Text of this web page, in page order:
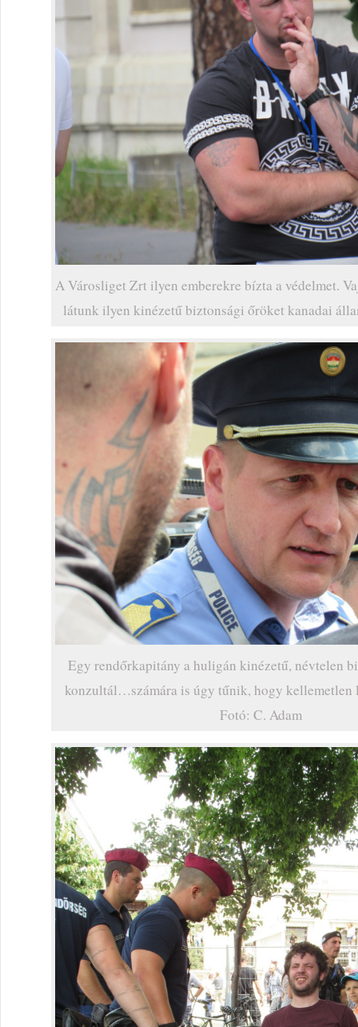
A Városliget Zrt ilyen emberekre bízta a védelmet.
látunk ilyen kinézetű biztonsági őröket kanadai
Egy rendőrkapitány a huligán kinézetű, névtelen
konzultál…számára is úgy tűnik, hogy kellemetlen
Fotó: C. Adam